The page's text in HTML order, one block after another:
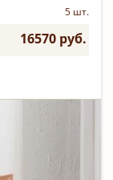
5 шт.
16570 руб.